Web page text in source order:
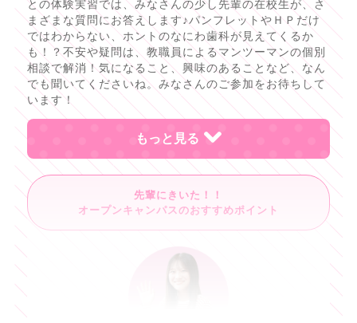
との体験実習では、みなさんの少し先輩の在校生が、さ
まざまな質問にお答えします♪パンフレットやＨＰだけ
ではわからない、ホントのなにわ歯科が見えてくるか
も！？不安や疑問は、教職員によるマンツーマンの個別
相談で解消！気になること、興味のあることなど、なん
でも聞いてくださいね。みなさんのご参加をお待ちして
います！
もっと見る
先輩にきいた！！
オープンキャンパスのおすすめポイント